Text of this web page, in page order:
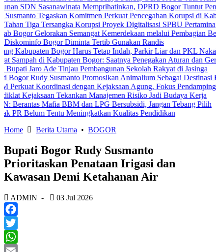
Sasanawinata Memprihatinkan, DPRD Bogor Tuntut Penanganan
Tegaskan Komitmen Perkuat Pencegahan Korupsi di Kabupaten
Tersangka Korupsi Proyek Digitalisasi SPBU Pertamina
Semangat Kemerdekaan melalui Pembagian Bendera
Bogor Diminta Tertib Gunakan Randis
Bogor Harus Tetap Indah, Parkir Liar dan PKL Nakal Wajib
di Kabupaten Bogor: Saatnya Penegakan Aturan dan Gerakan
Ade Tinjau Pembangunan Sekolah Rakyat di Jasinga
Susmanto Promosikan Animalium Sebagai Destinasi Edukasi
Koordinasi dengan Kejaksaan Agung, Fokus Pendampingan Hukum
Tekankan Manajemen Risiko Jadi Budaya Kerja
Mafia BBM dan LPG Bersubsidi, Jangan Tebang Pilih
Tentu Meningkatkan Kualitas Pendidikan
Home
Berita Utama • BOGOR
Bupati Bogor Rudy Susmanto
Prioritaskan Penataan Irigasi dan
Kawasan Demi Ketahanan Air
ADMIN - 03 Jul 2026
Facebook
Twitter